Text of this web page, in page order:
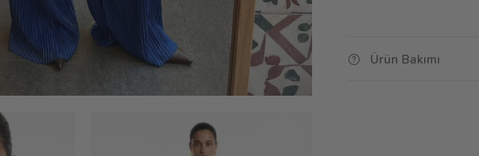
Ürün Bakımı